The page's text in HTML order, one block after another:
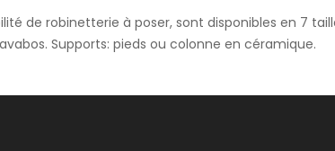
de robinetterie à poser, sont disponibles en 7
Supports: pieds ou colonne en céramique.